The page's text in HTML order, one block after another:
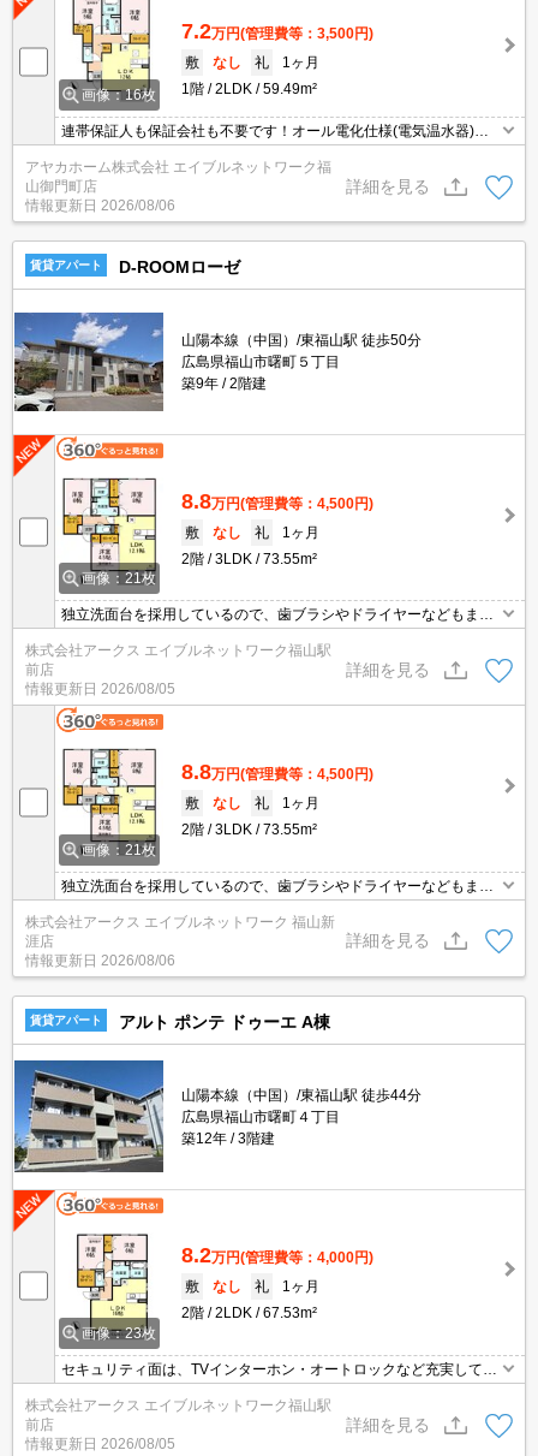
画像：16枚
7.2万円(管理費等：3,500円)
敷
なし 礼
1ヶ月
1階
2LDK 59.49m²
連帯保証人も保証会社も不要です！オール電化仕様(電気温水器)に
インターネット無料で毎月のランニング費用を抑えることが可能。
経済的な物件です。ファミリー世帯におススメです。収納量の多い
ウォークインクローゼットや広々タイプの１坪浴室など人気の設備
付きです。
アヤカホーム株式会社 エイブルネットワーク福
山御門町店
情報更新日 2026/08/06
詳細を見る
賃貸アパート D-ROOMローゼ
山陽本線（中国）/東福山駅 徒歩50分
広島県福山市曙町５丁目
築9年
2階建
画像：21枚
8.8万円(管理費等：4,500円)
敷
なし 礼
1ヶ月
2階
3LDK 73.55m²
独立洗面台を採用しているので、歯ブラシやドライヤーなどもまと
ンクロゼットなど豊富なので、衣類や履き物の整理がしやすく便利
です。セキュリティ面は、TVインターホン・オートロックなどを設
置しているので安全面でも優れております。敷地内にごみ置き場が
あります。
株式会社アークス エイブルネットワーク福山駅
前店
情報更新日 2026/08/05
詳細を見る
画像：21枚
8.8万円(管理費等：4,500円)
敷
なし 礼
1ヶ月
2階
3LDK 73.55m²
独立洗面台を採用しているので、歯ブラシやドライヤーなどもまと
めてスッキリ収納できます。収納はシューズボックス・ウォークイ
ンクロゼットなど豊富なので、衣類や履き物の整理がしやすく便利
です。セキュリティ面は、TVインターホン・オートロックなどを設
置しているので安全面でも優れております。敷地内にごみ置き場が
あります。
株式会社アークス エイブルネットワーク 福山新
涯店
情報更新日 2026/08/06
詳細を見る
賃貸アパート アルト ポンテ ドゥーエ A棟
山陽本線（中国）/東福山駅 徒歩44分
広島県福山市曙町４丁目
築12年
3階建
画像：23枚
8.2万円(管理費等：4,000円)
敷
なし 礼
1ヶ月
2階
2LDK 67.53m²
セキュリティ面は、TVインターホン・オートロックなど充実してい
るので、防犯対策もばっちりです。身だしなみのチェックができ
る、洗面化粧台があります。収納はシューズボックス・クロゼット
など豊富なので、衣類や履き物の整理がしやすく便利です。共用部
には敷地内ごみ置き場・オール電化などが揃っており、とても充実
株式会社アークス エイブルネットワーク福山駅
前店
情報更新日 2026/08/05
詳細を見る